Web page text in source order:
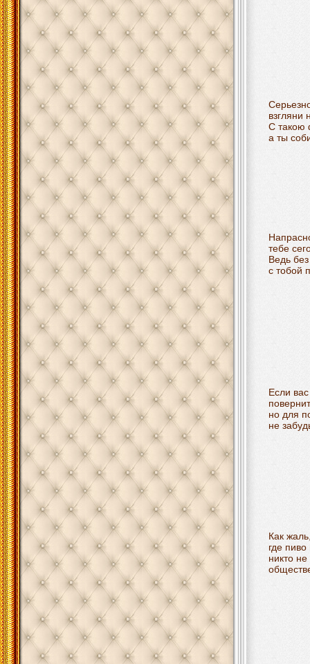
взгляни
С такою
а ты
тебе
Ведь
с тобой
Если
но для
не
Как
где
никто